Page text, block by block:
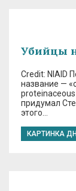
Убийцы
Credit: NIAID
название —
придумал
этого…
КАРТИНКА